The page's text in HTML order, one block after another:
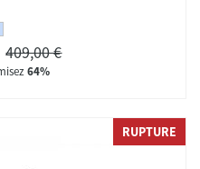
409,00 €
64%
RUPTURE